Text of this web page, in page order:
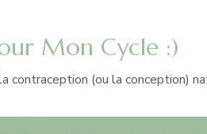
Mon Cycle :)
contraception (ou la conception)